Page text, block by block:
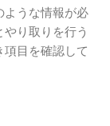
ような情報が必
り取りを行う
目を確認して